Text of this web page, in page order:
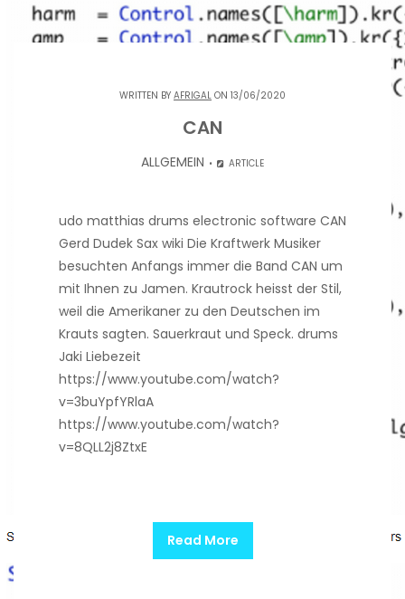
WRITTEN BY AFRIGAL ON 13/06/2020
CAN
ALLGEMEIN ARTICLE
udo matthias drums electronic software CAN
Gerd Dudek Sax wiki Die Kraftwerk Musiker
besuchten Anfangs immer die Band CAN um
mit Ihnen zu Jamen. Krautrock heisst der Stil,
weil die Amerikaner zu den Deutschen im
Krauts sagten. Sauerkraut und Speck. drums
Jaki Liebezeit
https://www.youtube.com/watch?
v=3buYpfYRlaA
https://www.youtube.com/watch?
v=8QLL2j8ZtxE
Read More